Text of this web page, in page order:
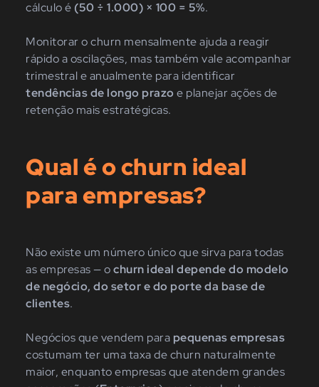
cálculo é (50 ÷ 1.000) × 100 = 5%.
Monitorar o churn mensalmente ajuda a reagir
rápido a oscilações, mas também vale acompanhar
trimestral e anualmente para identificar
tendências de longo prazo e planejar ações de
retenção mais estratégicas.
Qual é o churn ideal
para empresas?
Não existe um número único que sirva para todas
as empresas — ochurn ideal depende do modelo
de negócio, do setor e do porte da base de
clientes.
Negócios que vendem para pequenas empresas
costumam ter uma taxa de churn naturalmente
maior, enquanto empresas que atendem grandes